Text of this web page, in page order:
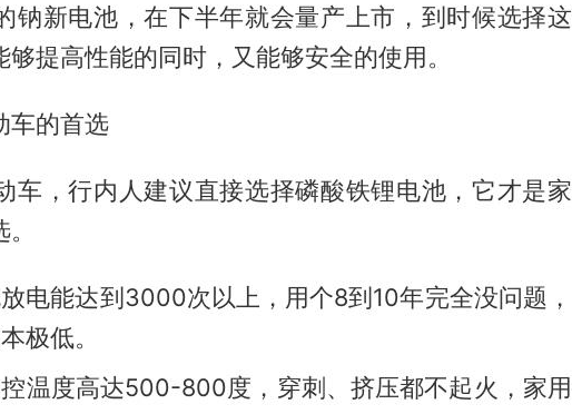
钠新电池，在下半年就会量产上市，到时候选择这
提高性能的同时，又能够安全的使用。
车的首选
车，行内人建议直接选择磷酸铁锂电池，它才是家
放电能达到3000次以上，用个8到10年完全没问题，
极低。
控温度高达500-800度，穿刺、挤压都不起火，家用